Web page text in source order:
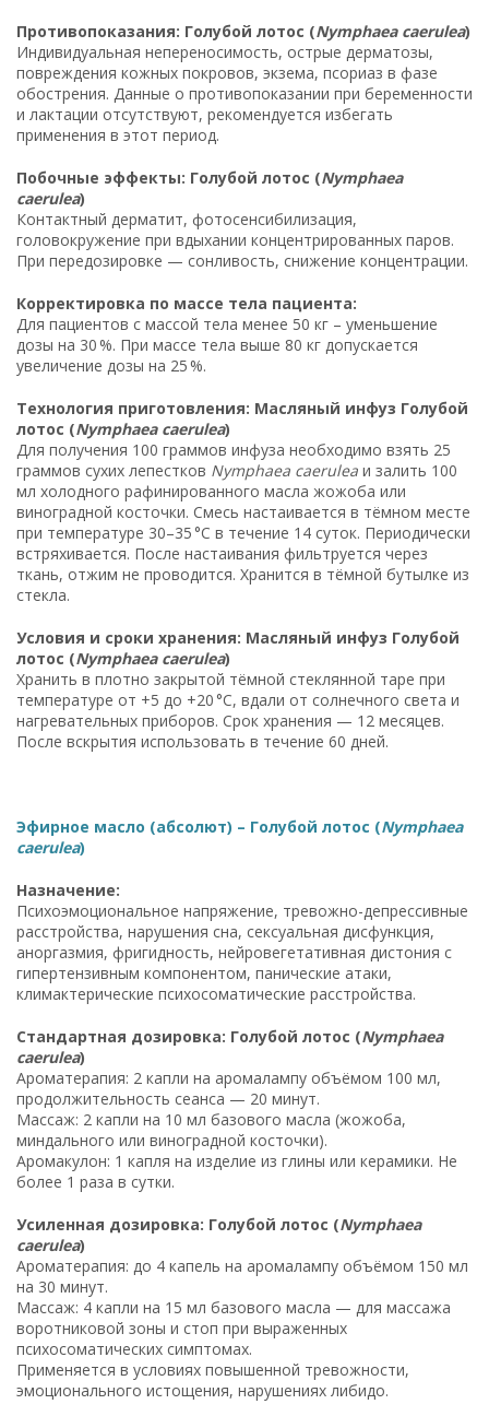
Противопоказания: Голубой лотос (Nymphaea caerulea)
Индивидуальная непереносимость, острые дерматозы,
повреждения кожных покровов, экзема, псориаз в фазе
обострения. Данные о противопоказании при беременности
и лактации отсутствуют, рекомендуется избегать
применения в этот период.
Побочные эффекты: Голубой лотос (Nymphaea
caerulea)
Контактный дерматит, фотосенсибилизация,
головокружение при вдыхании концентрированных паров.
При передозировке — сонливость, снижение концентрации.
Корректировка по массе тела пациента:
Для пациентов с массой тела менее 50 кг – уменьшение
дозы на 30 %. При массе тела выше 80 кг допускается
увеличение дозы на 25 %.
Технология приготовления: Масляный инфуз Голубой
лотос (Nymphaea caerulea)
Для получения 100 граммов инфуза необходимо взять 25
граммов сухих лепестков Nymphaea caerulea и залить 100
мл холодного рафинированного масла жожоба или
виноградной косточки. Смесь настаивается в тёмном месте
при температуре 30–35 °C в течение 14 суток. Периодически
встряхивается. После настаивания фильтруется через
ткань, отжим не проводится. Хранится в тёмной бутылке из
стекла.
Условия и сроки хранения: Масляный инфуз Голубой
лотос (Nymphaea caerulea)
Хранить в плотно закрытой тёмной стеклянной таре при
температуре от +5 до +20 °C, вдали от солнечного света и
нагревательных приборов. Срок хранения — 12 месяцев.
После вскрытия использовать в течение 60 дней.
Эфирное масло (абсолют) – Голубой лотос (Nymphaea
caerulea)
Назначение:
Психоэмоциональное напряжение, тревожно-депрессивные
расстройства, нарушения сна, сексуальная дисфункция,
аноргазмия, фригидность, нейровегетативная дистония с
гипертензивным компонентом, панические атаки,
климактерические психосоматические расстройства.
Стандартная дозировка: Голубой лотос (Nymphaea
caerulea)
Ароматерапия: 2 капли на аромалампу объёмом 100 мл,
продолжительность сеанса — 20 минут.
Массаж: 2 капли на 10 мл базового масла (жожоба,
миндального или виноградной косточки).
Аромакулон: 1 капля на изделие из глины или керамики. Не
более 1 раза в сутки.
Усиленная дозировка: Голубой лотос (Nymphaea
caerulea)
Ароматерапия: до 4 капель на аромалампу объёмом 150 мл
на 30 минут.
Массаж: 4 капли на 15 мл базового масла — для массажа
воротниковой зоны и стоп при выраженных
психосоматических симптомах.
Применяется в условиях повышенной тревожности,
эмоционального истощения, нарушениях либидо.